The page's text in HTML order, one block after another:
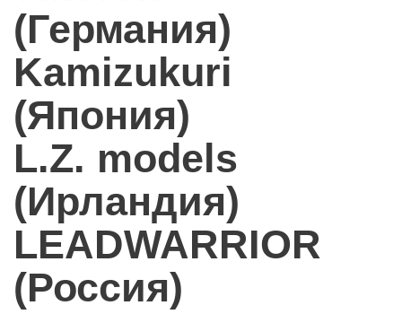
(Германия)
Kamizukuri
(Япония)
L.Z. models
(Ирландия)
LEADWARRIOR
(Россия)